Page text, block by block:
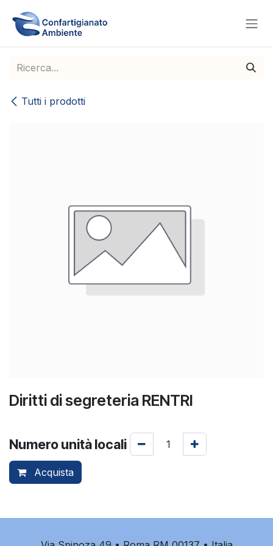
Tutti i prodotti
Diritti di segreteria RENTRI
Numero unità locali
Acquista